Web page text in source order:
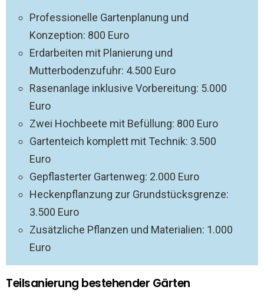
Professionelle Gartenplanung und
Konzeption: 800 Euro
Erdarbeiten mit Planierung und
Mutterbodenzufuhr: 4.500 Euro
Rasenanlage inklusive Vorbereitung: 5.000
Euro
Zwei Hochbeete mit Befüllung: 800 Euro
Gartenteich komplett mit Technik: 3.500
Euro
Gepflasterter Gartenweg: 2.000 Euro
Heckenpflanzung zur Grundstücksgrenze:
3.500 Euro
Zusätzliche Pflanzen und Materialien: 1.000
Euro
Teilsanierung bestehender Gärten